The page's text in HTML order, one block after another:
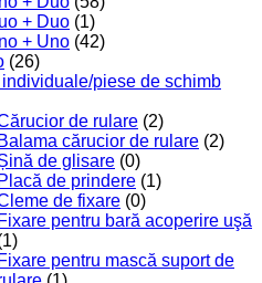
+ Duo (1)
+ Uno (42)
(26)
individuale/piese de schimb
de rulare (2)
Balama cărucior de rulare (2)
de glisare (0)
Placă de prindere (1)
de fixare (0)
Fixare pentru bară acoperire uşă
Fixare pentru mască suport de